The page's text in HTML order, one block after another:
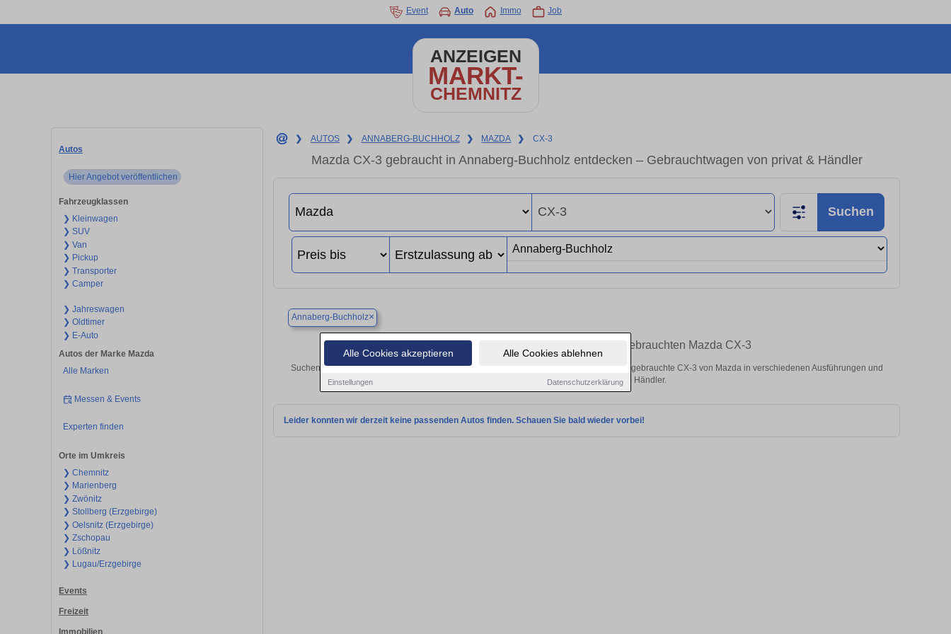
Alle Cookies akzeptieren Alle Cookies ablehnen
Einstellungen Datenschutzerklärung
Event Auto Immo Job
ANZEIGEN
MARKT-
CHEMNITZ
Autos
Hier Angebot veröffentlichen
Fahrzeugklassen
❯ Kleinwagen
❯ SUV
❯ Van
❯ Pickup
❯ Transporter
❯ Camper
❯ Jahreswagen
❯ Oldtimer
❯ E-Auto
Autos der Marke Mazda
Alle Marken
Messen & Events
Experten finden
Orte im Umkreis
❯ Chemnitz
❯ Marienberg
❯ Zwönitz
❯ Stollberg (Erzgebirge)
❯ Oelsnitz (Erzgebirge)
❯ Zschopau
❯ Lößnitz
❯ Lugau/Erzgebirge
Events
Freizeit
Immobilien
❯ AUTOS ❯ ANNABERG-BUCHHOLZ ❯ MAZDA ❯ CX-3
Mazda CX-3 gebraucht in Annaberg-Buchholz entdecken – Gebrauchtwagen von privat & Händler
Suchen
Annaberg-Buchholz×
Finden Sie in Annaberg-Buchholz Ihren gebrauchten Mazda CX-3
Suchen Sie in Annaberg-Buchholz einen Mazda CX-3 Gebrauchtwagen? Entdecken Sie gebrauchte CX-3 von Mazda in verschiedenen Ausführungen und
Preisklassen von privat und vom Händler.
Leider konnten wir derzeit keine passenden Autos finden. Schauen Sie bald wieder vorbei!